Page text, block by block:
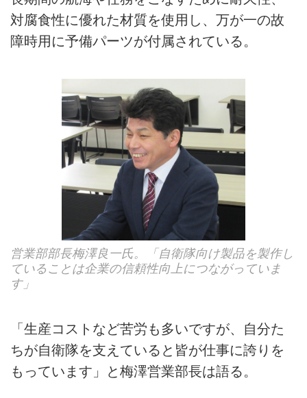
対腐食性に優れた材質を使用し、万が一の故
障時用に予備パーツが付属されている。
営業部部長梅澤良一氏。「自衛隊向け製品を製作し
ていることは企業の信頼性向上につながっていま
す」
「生産コストなど苦労も多いですが、自分た
ちが自衛隊を支えていると皆が仕事に誇りを
もっています」と梅澤営業部長は語る。